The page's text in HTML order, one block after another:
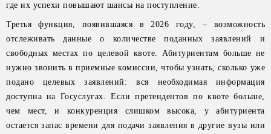
где их успехи повышают шансы на поступление.
Третья функция, появившаяся в 2026 году, – возможность
отслеживать данные о количестве поданных заявлений и
свободных местах по целевой квоте. Абитуриентам больше не
нужно звонить в приемные комиссии, чтобы узнать, сколько уже
подано целевых заявлений: вся необходимая информация
доступна на Госуслугах. Если претендентов по квоте больше,
чем мест, и конкуренция слишком высока, у абитуриента
остается запас времени для подачи заявления в другие вузы или